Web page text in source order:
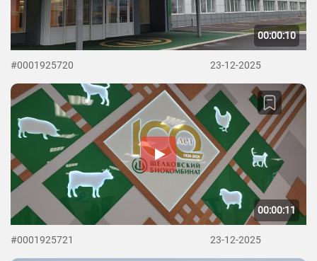
00:00:10
#0001925720 23-12-2025
00:00:11
#0001925721 23-12-2025